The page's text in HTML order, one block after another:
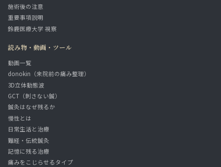
施術後の注意
重要事項説明
鈴鹿医療大学 視察
読み物・動画・ツール
動画一覧
donokin（来院前の痛み整理）
3D立体動態波
GCT（刺さない鍼）
鍼灸はなぜ残るか
慢性とは
日常生活と治療
難経・伝統鍼灸
記憶に残る治療
痛みをこじらせるタイプ